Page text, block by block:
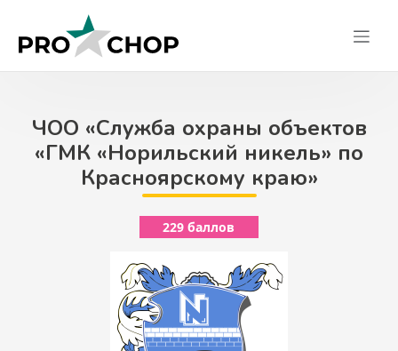
content
ЧОО «Служба охраны объектов
«ГМК «Норильский никель» по
Красноярскому краю»
229 баллов